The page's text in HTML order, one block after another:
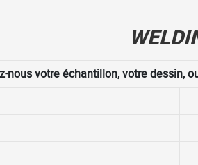
nous votre échantillon, votre dessin,